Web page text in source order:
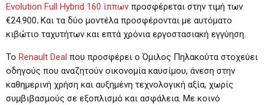
Evolution Full Hybrid 160 ίππων προσφέρεται στην τιμή των
€24.900. Και τα δύο μοντέλα προσφέρονται με αυτόματο
κιβώτιο ταχυτήτων και επτά χρόνια εργοστασιακή εγγύηση.
Το Renault Deal που προσφέρει ο Όμιλος Πηλακούτα στοχεύει
οδηγούς που αναζητούν οικονομία καυσίμου, άνεση στην
καθημερινή χρήση και αυξημένη τεχνολογική αξία, χωρίς
συμβιβασμούς σε εξοπλισμό και ασφάλεια. Με κοινό